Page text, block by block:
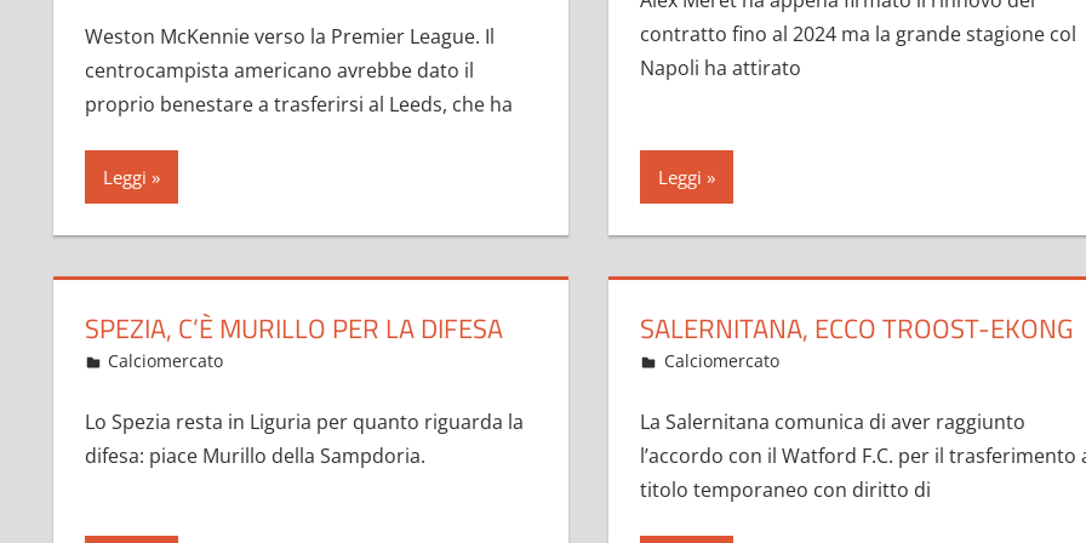
Weston McKennie verso la Premier League. Il
centrocampista americano avrebbe dato il
proprio benestare a trasferirsi al Leeds, che ha
Leggi
contratto fino al 2024 ma la grande stagione col
Napoli ha attirato
Leggi
SPEZIA, C’È MURILLO PER LA DIFESA
Gennaio 25, 2023
admin
Calciomercato
Lo Spezia resta in Liguria per quanto riguarda la
difesa: piace Murillo della Sampdoria.
SALERNITANA, ECCO TROOST-EKONG
Gennaio 25, 2023
admin
Calciomercato
La Salernitana comunica di aver raggiunto
l’accordo con il Watford F.C. per il trasferimento
titolo temporaneo con diritto di